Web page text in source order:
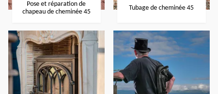
Pose et réparation de
chapeau de cheminée 45
Tubage de cheminée 45